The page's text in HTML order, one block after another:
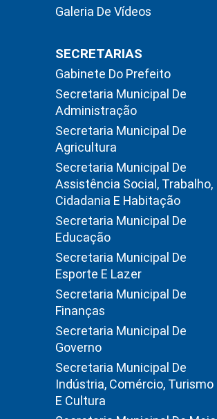
Galeria De Vídeos
SECRETARIAS
Gabinete Do Prefeito
Secretaria Municipal De
Administração
Secretaria Municipal De
Agricultura
Secretaria Municipal De
Assistência Social, Trabalho,
Cidadania E Habitação
Secretaria Municipal De
Educação
Secretaria Municipal De
Esporte E Lazer
Secretaria Municipal De
Finanças
Secretaria Municipal De
Governo
Secretaria Municipal De
Indústria, Comércio, Turismo
E Cultura